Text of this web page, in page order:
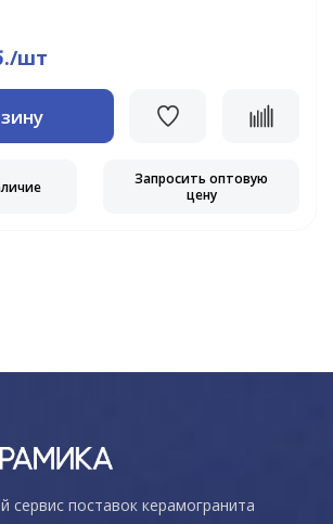
шт
Запросить оптовую
цену
сервис поставок керамогранита